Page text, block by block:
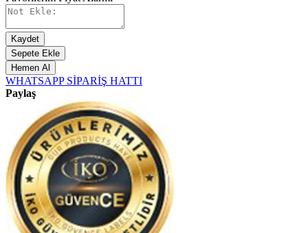
Kaydet
Sepete Ekle
Hemen Al
WHATSAPP SİPARİŞ HATTI
Paylaş